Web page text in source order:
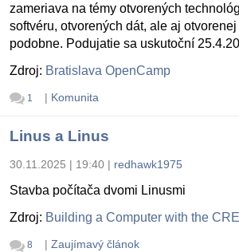
zameriava na témy otvorených
softvéru, otvorených dát, ale aj
podobne. Podujatie sa uskutoční
Zdroj: Bratislava OpenCamp
1 | Komunita
Linus a Linus
30.11.2025 | 19:40 | redhawk1975
Stavba počítača dvomi Linusmi
Zdroj: Building a Computer with the
8 | Zaujímavý článok